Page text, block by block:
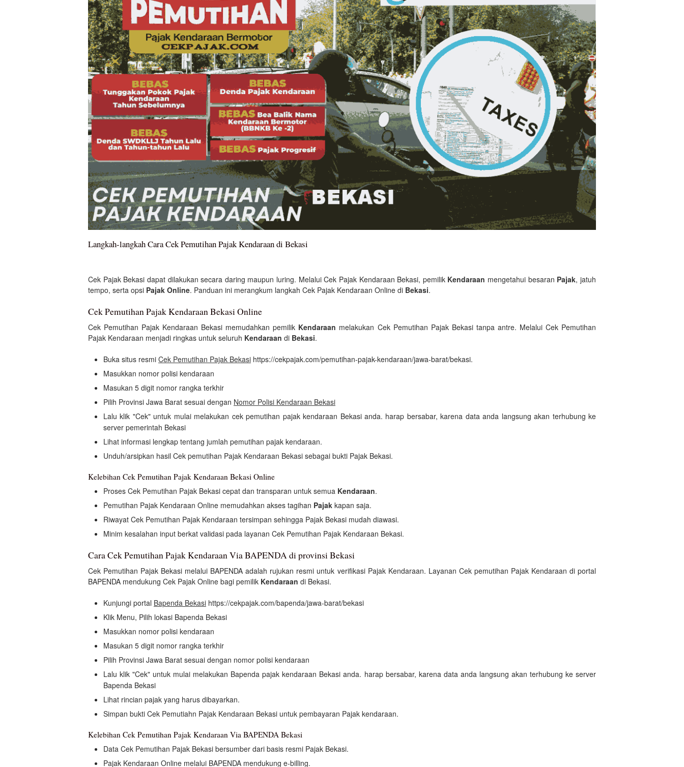
Langkah-langkah Cara Cek Pemutihan Pajak Kendaraan di Bekasi
Cek Pajak Bekasi dapat dilakukan secara daring maupun luring. Melalui Cek Pajak Kendaraan Bekasi, pemilik Kendaraan mengetahui besaran Pajak, jatuh
tempo, serta opsi Pajak Online. Panduan ini merangkum langkah Cek Pajak Kendaraan Online di Bekasi.
Cek Pemutihan Pajak Kendaraan Bekasi Online
Cek Pemutihan Pajak Kendaraan Bekasi memudahkan pemilik Kendaraan melakukan Cek Pemutihan Pajak Bekasi tanpa antre. Melalui Cek Pemutihan
Pajak Kendaraan menjadi ringkas untuk seluruh Kendaraan di Bekasi.
Buka situs resmi Cek Pemutihan Pajak Bekasi https://cekpajak.com/pemutihan-pajak-kendaraan/jawa-barat/bekasi.
Masukkan nomor polisi kendaraan
Masukan 5 digit nomor rangka terkhir
Pilih Provinsi Jawa Barat sesuai dengan Nomor Polisi Kendaraan Bekasi
Lalu klik "Cek" untuk mulai melakukan cek pemutihan pajak kendaraan Bekasi anda. harap bersabar, karena data anda langsung akan terhubung ke
server pemerintah Bekasi
Lihat informasi lengkap tentang jumlah pemutihan pajak kendaraan.
Unduh/arsipkan hasil Cek pemutihan Pajak Kendaraan Bekasi sebagai bukti Pajak Bekasi.
Kelebihan Cek Pemutihan Pajak Kendaraan Bekasi Online
Proses Cek Pemutihan Pajak Bekasi cepat dan transparan untuk semua Kendaraan.
Pemutihan Pajak Kendaraan Online memudahkan akses tagihan Pajak kapan saja.
Riwayat Cek Pemutihan Pajak Kendaraan tersimpan sehingga Pajak Bekasi mudah diawasi.
Minim kesalahan input berkat validasi pada layanan Cek Pemutihan Pajak Kendaraan Bekasi.
Cara Cek Pemutihan Pajak Kendaraan Via BAPENDA di provinsi Bekasi
Cek Pemutihan Pajak Bekasi melalui BAPENDA adalah rujukan resmi untuk verifikasi Pajak Kendaraan. Layanan Cek pemutihan Pajak Kendaraan di portal
BAPENDA mendukung Cek Pajak Online bagi pemilik Kendaraan di Bekasi.
Kunjungi portal Bapenda Bekasi https://cekpajak.com/bapenda/jawa-barat/bekasi
Klik Menu, Pilih lokasi Bapenda Bekasi
Masukkan nomor polisi kendaraan
Masukan 5 digit nomor rangka terkhir
Pilih Provinsi Jawa Barat sesuai dengan nomor polisi kendaraan
Lalu klik "Cek" untuk mulai melakukan Bapenda pajak kendaraan Bekasi anda. harap bersabar, karena data anda langsung akan terhubung ke server
Bapenda Bekasi
Lihat rincian pajak yang harus dibayarkan.
Simpan bukti Cek Pemutiahn Pajak Kendaraan Bekasi untuk pembayaran Pajak kendaraan.
Kelebihan Cek Pemutihan Pajak Kendaraan Via BAPENDA Bekasi
Data Cek Pemutihan Pajak Bekasi bersumber dari basis resmi Pajak Bekasi.
Pajak Kendaraan Online melalui BAPENDA mendukung e-billing.